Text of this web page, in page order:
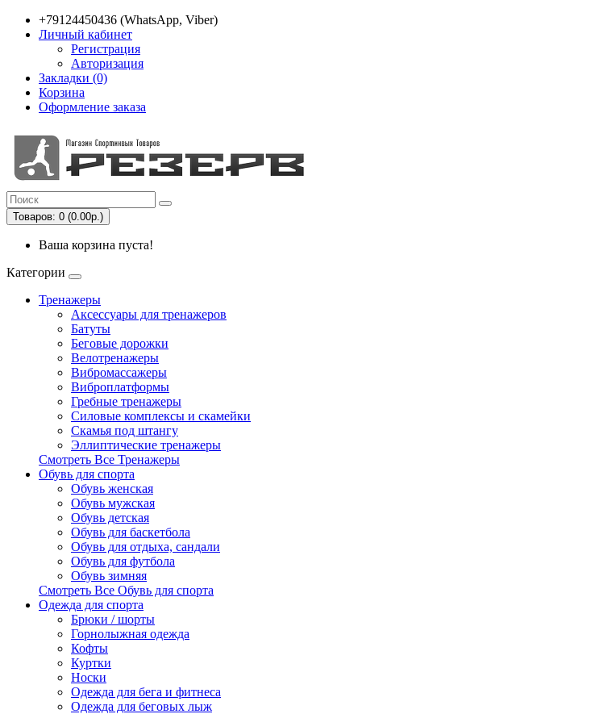
+79124450436 (WhatsApp, Viber)
Личный кабинет
Регистрация
Авторизация
Закладки (0)
Корзина
Оформление заказа
Товаров: 0 (0.00р.)
Ваша корзина пуста!
Категории
Тренажеры
Аксессуары для тренажеров
Батуты
Беговые дорожки
Велотренажеры
Вибромассажеры
Виброплатформы
Гребные тренажеры
Силовые комплексы и скамейки
Скамья под штангу
Эллиптические тренажеры
Смотреть Все Тренажеры
Обувь для спорта
Обувь женская
Обувь мужская
Обувь детская
Обувь для баскетбола
Обувь для отдыха, сандали
Обувь для футбола
Обувь зимняя
Смотреть Все Обувь для спорта
Одежда для спорта
Брюки / шорты
Горнолыжная одежда
Кофты
Куртки
Носки
Одежда для бега и фитнеса
Одежда для беговых лыж